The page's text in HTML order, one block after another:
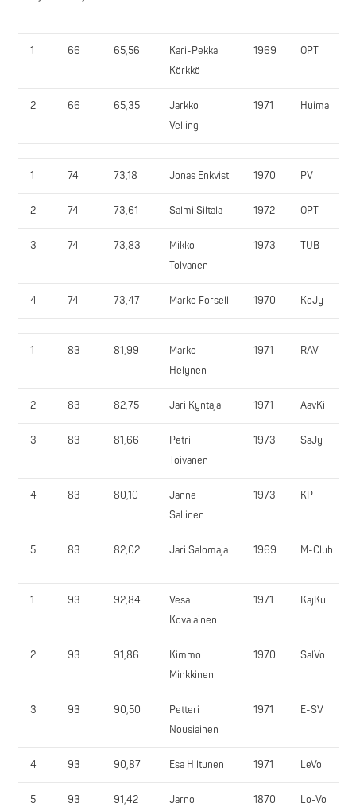
1 66 65,56
Kari-Pekka
Körkkö
1969 OPT
2 66 65,35
Jarkko
Velling
1971 Huima
1 74 73,18 Jonas Enkvist 1970 PV
2 74 73,61 Salmi Siltala 1972 OPT
3 74 73,83
Mikko
Tolvanen
1973 TUB
4 74 73,47 Marko Forsell 1970 KoJy
1 83 81,99
Marko
Helynen
1971 RAV
2 83 82,75 Jari Kyntäjä 1971 AavKi
3 83 81,66
Petri
Toivanen
1973 SaJy
4 83 80,10
Janne
Sallinen
1973 KP
5 83 82,02 Jari Salomaja 1969 M-Club
1 93 92,84
Vesa
Kovalainen
1971 KajKu
2 93 91,86
Kimmo
Minkkinen
1970 SalVo
3 93 90,50
Petteri
Nousiainen
1971 E-SV
4 93 90,87 Esa Hiltunen 1971 LeVo
5 93 91,42
Jarno
1870 Lo-Vo